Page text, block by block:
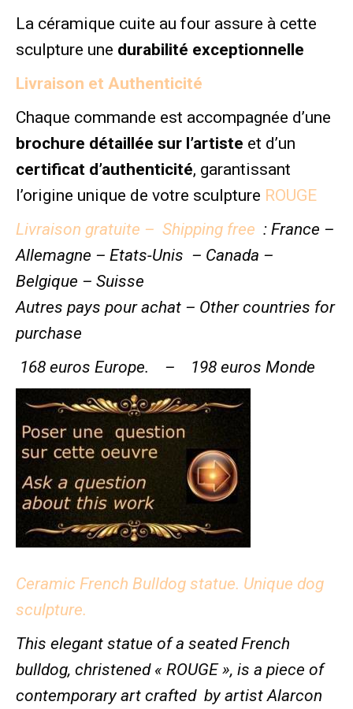
La céramique cuite au four assure à cette
sculpture une durabilité exceptionnelle
Livraison et Authenticité
Chaque commande est accompagnée d’une
brochure détaillée sur l’artiste et d’un
certificat d’authenticité, garantissant
l’origine unique de votre sculpture ROUGE
Livraison gratuite – Shipping free : France –
Allemagne – Etats-Unis – Canada –
Belgique – Suisse
Autres pays pour achat – Other countries for
purchase
168 euros Europe. – 198 euros Monde
Ceramic French Bulldog statue. Unique dog
sculpture.
This elegant statue of a seated French
bulldog, christened « ROUGE », is a piece of
contemporary art crafted by artist Alarcon